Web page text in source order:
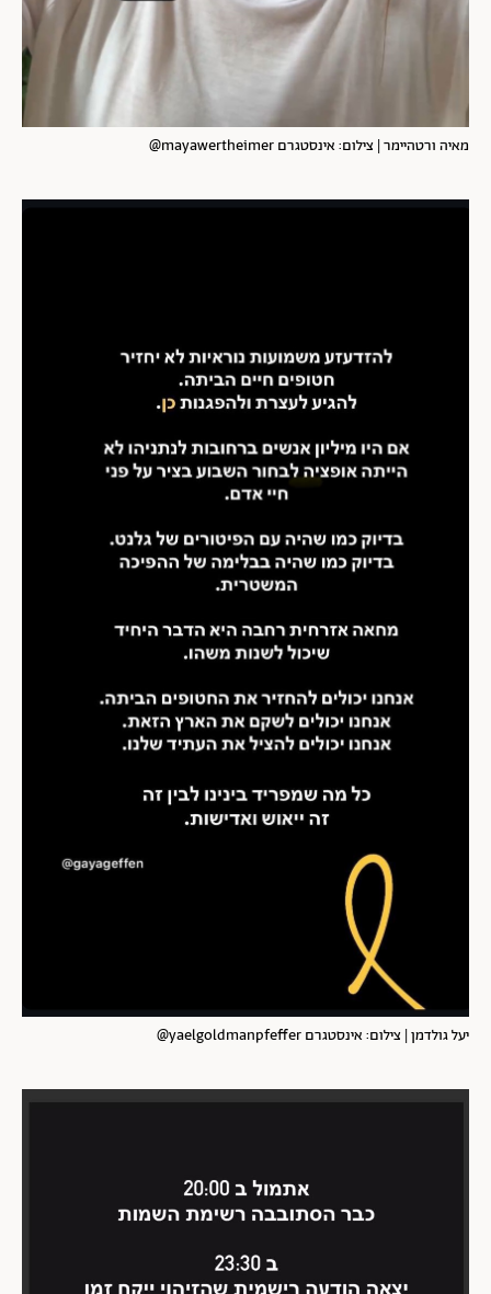
מאיה ורטהיימר | צילום: אינסטגרם mayawertheimer@
יעל גולדמן | צילום: אינסטגרם yaelgoldmanpfeffer@